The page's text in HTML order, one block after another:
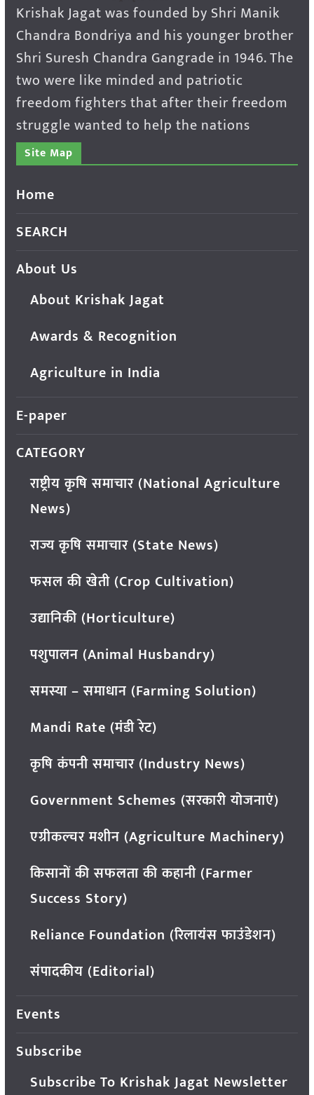
Krishak Jagat was founded by Shri Manik
Chandra Bondriya and his younger brother
Shri Suresh Chandra Gangrade in 1946. The
two were like minded and patriotic
freedom fighters that after their freedom
struggle wanted to help the nations
Site Map
Home
SEARCH
About Us
About Krishak Jagat
Awards & Recognition
Agriculture in India
E-paper
CATEGORY
राष्ट्रीय कृषि समाचार (National Agriculture
News)
राज्य कृषि समाचार (State News)
फसल की खेती (Crop Cultivation)
उद्यानिकी (Horticulture)
पशुपालन (Animal Husbandry)
समस्या – समाधान (Farming Solution)
Mandi Rate (मंडी रेट)
कृषि कंपनी समाचार (Industry News)
Government Schemes (सरकारी योजनाएं)
एग्रीकल्चर मशीन (Agriculture Machinery)
किसानों की सफलता की कहानी (Farmer
Success Story)
Reliance Foundation (रिलायंस फाउंडेशन)
संपादकीय (Editorial)
Events
Subscribe
Subscribe To Krishak Jagat Newsletter